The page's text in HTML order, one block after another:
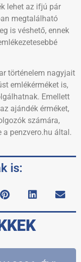
lehet az ifjú pár
megtalálható
is véshető, ennek
történelem nagyjait
emlékérméket is,
Emellett
ajándék érméket,
számára,
a penzvero.hu által.
is: